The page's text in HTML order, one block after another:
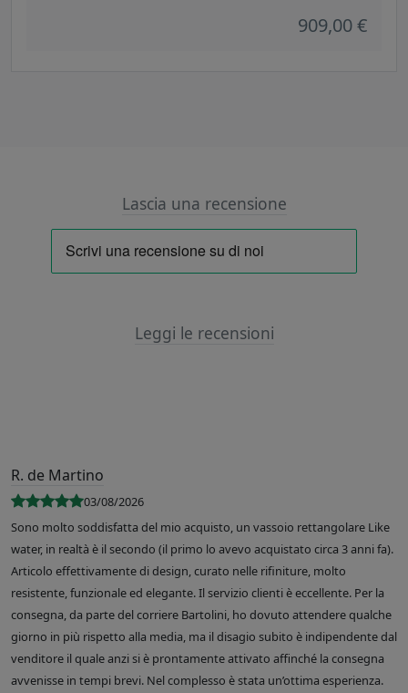
909,00 €
Lascia una recensione
Leggi le recensioni
R. de Martino
03/08/2026
Sono molto soddisfatta del mio acquisto, un vassoio rettangolare Like
water, in realtà è il secondo (il primo lo avevo acquistato circa 3 anni fa).
Articolo effettivamente di design, curato nelle rifiniture, molto
resistente, funzionale ed elegante. Il servizio clienti è eccellente. Per la
consegna, da parte del corriere Bartolini, ho dovuto attendere qualche
giorno in più rispetto alla media, ma il disagio subito è indipendente dal
venditore il quale anzi si è prontamente attivato affinché la consegna
avvenisse in tempi brevi. Nel complesso è stata un’ottima esperienza.